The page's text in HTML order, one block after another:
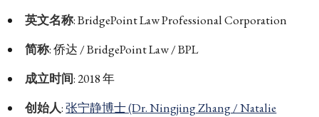
英文名称: BridgePoint Law Professional Corporation
简称: 侨达 / BridgePoint Law / BPL
成立时间: 2018 年
创始人:张宁静博士 (Dr. Ningjing Zhang / Natalie